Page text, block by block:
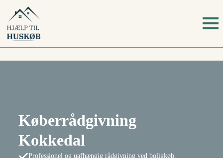
Køberrådgivning
Kokkedal
Professionel og uafhængig rådgivning ved boligkøb.